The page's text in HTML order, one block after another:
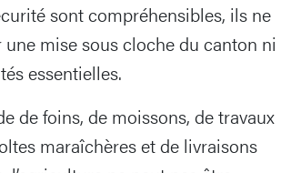
sont compréhensibles, ils ne
mise sous cloche du canton ni
essentielles.
de foins, de moissons, de travaux
maraîchères et de livraisons